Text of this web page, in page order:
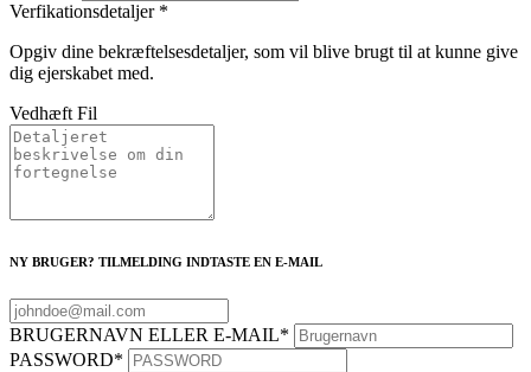
Verfikationsdetaljer *
Opgiv dine bekræftelsesdetaljer, som vil blive brugt til at kunne give
dig ejerskabet med.
Vedhæft Fil
NY BRUGER? TILMELDING INDTASTE EN E-MAIL
BRUGERNAVN ELLER E-MAIL*
PASSWORD*